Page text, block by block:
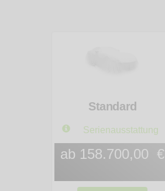
Standard
Serienausstattung
ab 158.700,00 €